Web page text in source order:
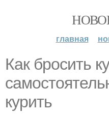
главная
Как бросить
курить